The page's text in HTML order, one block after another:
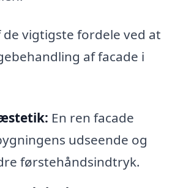
de vigtigste fordele ved at
af facade i
En ren facade
udseende og
førstehåndsindtryk.